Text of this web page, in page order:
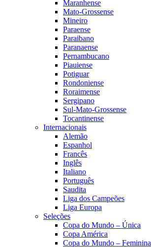
Maranhense
Mato-Grossense
Mineiro
Paraense
Paraibano
Paranaense
Pernambucano
Piauiense
Potiguar
Rondoniense
Roraimense
Sergipano
Sul-Mato-Grossense
Tocantinense
Internacionais
Alemão
Espanhol
Francês
Inglês
Italiano
Português
Saudita
Liga dos Campeões
Liga Europa
Seleções
Copa do Mundo – Única
Copa América
Copa do Mundo – Feminina